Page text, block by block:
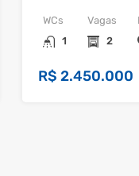
WCs
1
Vagas
2
R$ 2.450.000